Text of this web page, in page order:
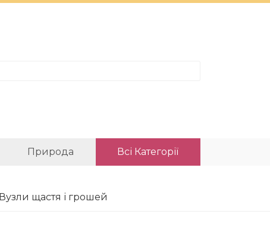
Природа Всі Категорії
щастя і грошей